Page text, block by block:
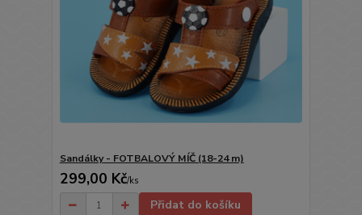
Sandálky - FOTBALOVÝ MÍČ (18-24 m)
299,00 Kč/ks
Přidat do košíku